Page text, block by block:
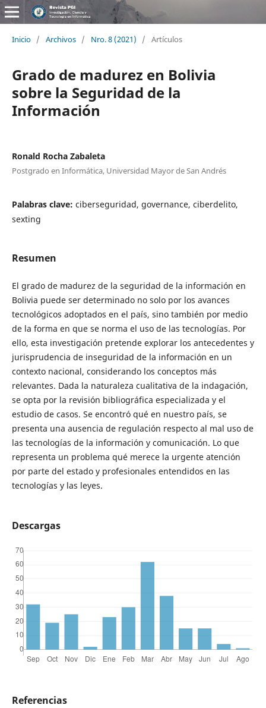
Inicio / Archivos / Nro. 8 (2021) / Artículos
Grado de madurez en Bolivia
sobre la Seguridad de la
Información
Ronald Rocha Zabaleta
Postgrado en Informática, Universidad Mayor de San Andrés
Palabras clave: ciberseguridad, governance, ciberdelito,
sexting
Resumen
El grado de madurez de la seguridad de la información en
Bolivia puede ser determinado no solo por los avances
tecnológicos adoptados en el país, sino también por medio
de la forma en que se norma el uso de las tecnologías. Por
ello, esta investigación pretende explorar los antecedentes y
jurisprudencia de inseguridad de la información en un
contexto nacional, considerando los conceptos más
relevantes. Dada la naturaleza cualitativa de la indagación,
se opta por la revisión bibliográfica especializada y el
estudio de casos. Se encontró qué en nuestro país, se
presenta una ausencia de regulación respecto al mal uso de
las tecnologías de la información y comunicación. Lo que
representa un problema qué merece la urgente atención
por parte del estado y profesionales entendidos en las
tecnologías y las leyes.
Descargas
Referencias